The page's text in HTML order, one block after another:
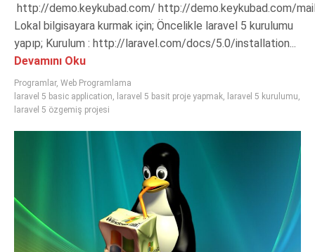
http://demo.keykubad.com/ http://demo.keykubad.com/
Lokal bilgisayara kurmak için; Öncelikle laravel 5 kurulumu
yapıp; Kurulum : http://laravel.com/docs/5.0/installation...
Devamını Oku
Programlar, Web Programlama
laravel 5 basic application, laravel 5 basit proje yapmak, laravel 5 kurulumu,
laravel 5 özgemiş projesi